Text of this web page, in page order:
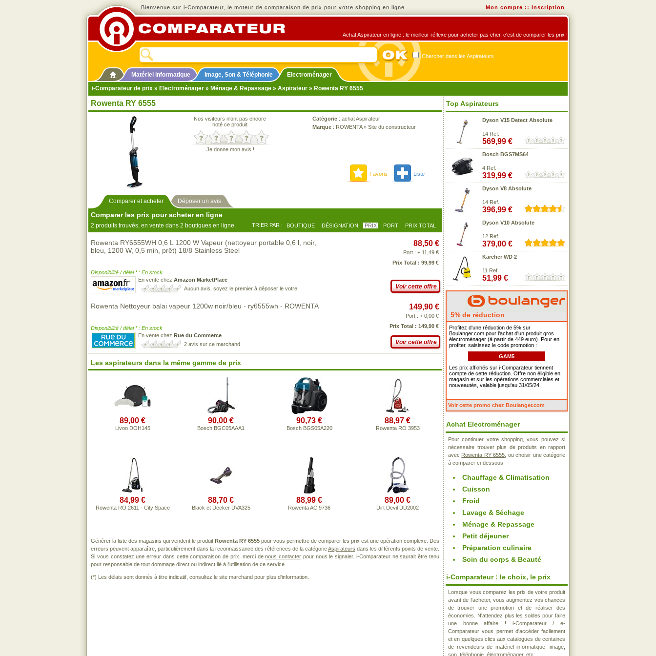
Bienvenue sur i-Comparateur, le moteur de comparaison de prix pour votre shopping en ligne. Mon compte :: Inscription
Achat Aspirateur en ligne : le meilleur réflexe pour acheter pas cher, c'est de comparer les prix !
Chercher dans les Aspirateurs
Matériel informatique Image, Son & Téléphonie
Electroménager
i-Comparateur de prix » Electroménager » Ménage & Repassage » Aspirateur » Rowenta RY 6555
Rowenta RY 6555
Nos visiteurs n'ont pas encore
noté ce produit
Je donne mon avis !
Catégorie : achat Aspirateur
Marque : ROWENTA» Site du constructeur
Favoris Liste
Comparer et acheter Déposer un avis
Comparer les prix pour acheter en ligne
2 produits trouvés, en vente dans 2 boutiques en ligne. TRIER PAR : BOUTIQUE DÉSIGNATION PRIX PORT PRIX TOTAL
Rowenta RY6555WH 0,6 L 1200 W Vapeur (nettoyeur portable 0,6 l, noir,
bleu, 1200 W, 0,5 min, prêt) 18/8 Stainless Steel
Disponibilité / délai * : En stock
En vente chez Amazon MarketPlace
Aucun avis, soyez le premier à déposer le votre
88,50 €
Port : + 11,49 €
Prix Total : 99,99 €
Voir cette offre
Rowenta Nettoyeur balai vapeur 1200w noir/bleu - ry6555wh - ROWENTA
Disponibilité / délai * : En stock
En vente chez Rue du Commerce
2 avis sur ce marchand
149,90 €
Port : + 0,00 €
Prix Total : 149,90 €
Voir cette offre
Les aspirateurs dans la même gamme de prix
89,00 €
Livoo DOH145
90,00 €
Bosch BGC05AAA1
90,73 €
Bosch BGS05A220
88,97 €
Rowenta RO 3953
84,99 €
Rowenta RO 2611 - City Space
88,70 €
Black et Decker DVA325
88,99 €
Rowenta AC 9736
89,00 €
Dirt Devil DD2002
Générer la liste des magasins qui vendent le produit Rowenta RY 6555 pour vous permettre de comparer les prix est une opération complexe. Des
erreurs peuvent apparaître, particulièrement dans la reconnaissance des références de la catégorieAspirateurs dans les différents points de vente.
Si vous constatez une erreur dans cette comparaison de prix, merci denous contacter pour nous le signaler. i-Comparateur ne saurait être tenu
pour responsable de tout dommage direct ou indirect lié à l'utilisation de ce service.
(*) Les délais sont donnés à titre indicatif, consultez le site marchand pour plus d'information.
Top Aspirateurs
Dyson V15 Detect Absolute
14 Ref.
569,99 €
Bosch BGS7MS64
4 Ref.
319,99 €
Dyson V8 Absolute
14 Ref.
396,99 €
Dyson V10 Absolute
12 Ref.
379,00 €
Kärcher WD 2
11 Ref.
51,99 €
5% de réduction
Profitez d'une réduction de 5% sur
Boulanger.com pour l'achat d'un produit gros
électroménager (à partir de 449 euro). Pour en
profiter, saisissez le code promotion :
GAM5
Les prix affichés sur i-Comparateur tiennent
compte de cette réduction. Offre non éligible en
magasin et sur les opérations commerciales et
nouveautés, valable jusqu'au 31/05/24.
Voir cette promo chez Boulanger.com
Achat Electroménager
Pour continuer votre shopping, vous pouvez si
nécessaire trouver plus de produits en rapport
avec Rowenta RY 6555 , ou choisir une catégorie
à comparer ci-dessous
Chauffage & Climatisation
Cuisson
Froid
Lavage & Séchage
Ménage & Repassage
Petit déjeuner
Préparation culinaire
Soin du corps & Beauté
i-Comparateur : le choix, le prix
Lorsque vous comparez les prix de votre produit
avant de l'acheter, vous augmentez vos chances
de trouver une promotion et de réaliser des
économies. N'attendez plus les soldes pour faire
une bonne affaire ! i-Comparateur / e-
Comparateur vous permet d'accéder facilement
et en quelques clics aux catalogues de centaines
de revendeurs de matériel informatique, image,
son, téléphonie, électroménager, etc..